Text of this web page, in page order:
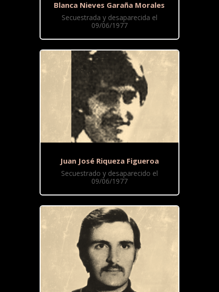
Blanca Nieves Garaña Morales
Secuestrada y desaparecida el
09/06/1977
Juan José Riqueza Figueroa
Secuestrado y desaparecido el
09/06/1977